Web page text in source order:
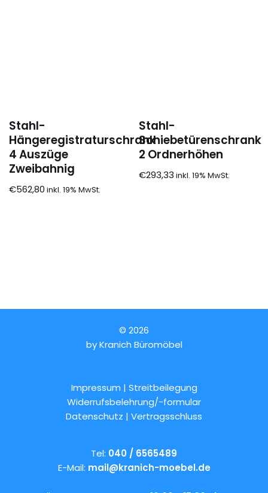
Stahl-
Hängeregistraturschrank
4 Auszüge
Zweibahnig
€562,80
Stahl-
Schiebetürenschrank
2 Ordnerhöhen
€293,33
© 2026
byKranich Büromöbel
Impressum | Streitbeilegung
Widerrufsbelehrung/-formular
Datenschutz | Vertragsschluss
Tel: 040 / 6565489
E-Mail: mail@kranich-moebel.de